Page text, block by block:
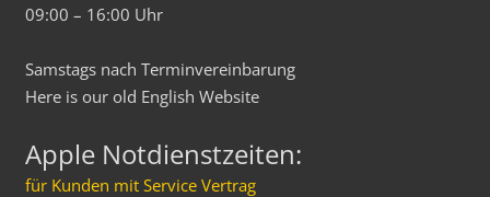
09:00 – 16:00 Uhr
Samstags nach Terminvereinbarung
Here is our old English Website
Apple Notdienstzeiten:
für Kunden mit Service Vertrag